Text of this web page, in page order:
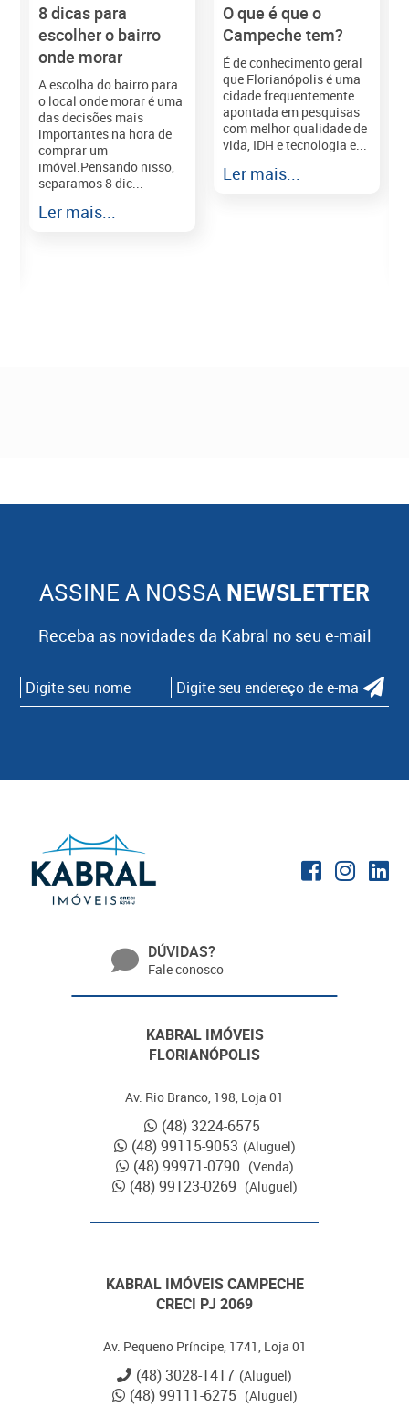
8 dicas para
escolher o bairro
onde morar
A escolha do bairro para
o local onde morar é uma
das decisões mais
importantes na hora de
comprar um
imóvel.Pensando nisso,
separamos 8 dic...
Ler mais...
O que é que o
Campeche tem?
É de conhecimento geral
que Florianópolis é uma
cidade frequentemente
apontada em pesquisas
com melhor qualidade de
vida, IDH e tecnologia e...
Ler mais...
ASSINE A NOSSA NEWSLETTER
Receba as novidades da Kabral no seu e-mail
DÚVIDAS?
Fale conosco
KABRAL IMÓVEIS
FLORIANÓPOLIS
Av. Rio Branco, 198, Loja 01
(48) 3224-6575
(48) 99115-9053 (Aluguel)
(48) 99971-0790 (Venda)
(48) 99123-0269 (Aluguel)
KABRAL IMÓVEIS CAMPECHE
CRECI PJ 2069
Av. Pequeno Príncipe, 1741, Loja 01
(48) 3028-1417 (Aluguel)
(48) 99111-6275 (Aluguel)